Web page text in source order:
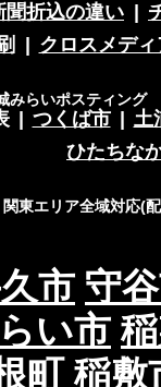
聞折込の違い
クロスメディ
みらいポスティング
つくば市
土
ひたちな
関東エリア全域対応(
市 守
い市
町 稲敷